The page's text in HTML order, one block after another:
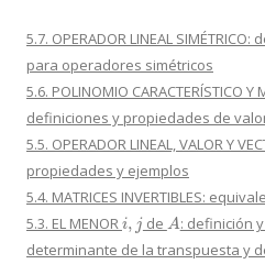
5.7. OPERADOR LINEAL
para operadores simétricos
5.6. POLINOMIO CARACTERÍSTICO Y
definiciones y propiedades de
5.5. OPERADOR LINEAL, VALOR Y
propiedades y ejemplos
5.4. MATRICES INVERTIBLES:
5.3. EL MENORi,j de A: definición
determinante de la transpuesta y